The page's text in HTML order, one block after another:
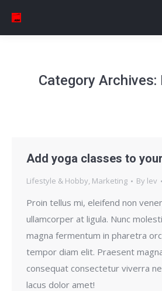
Category Archives:
Add yoga classes to
Lifestyle & Hobby, Marketing By lev
Proin tellus mi, eleifend non
ullamcorper at ligula. Nunc
magna fermentum in pharetra
tempor diam elit. Praesent
consequat consectetur viverra
lacus dolor amet!